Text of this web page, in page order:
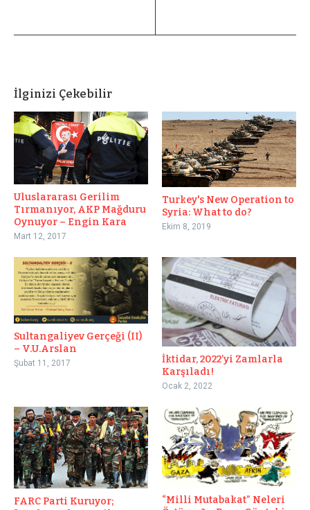
İlginizi Çekebilir
Uluslararası Gerilim
Tırmanıyor, AKP Mağduru
Oynuyor – Engin Kara
Mart 12, 2017
Turkey's New Operation to
Syria: What to do?
Ekim 8, 2019
Sultangaliyev Gerçeği (II)
– V.U.Arslan
Şubat 11, 2017
İktidar, 2022’yi Zamlarla
Karşıladı!
Ocak 2, 2022
FARC Parti Kuruyor;
“Milli Mutabakat” Neleri